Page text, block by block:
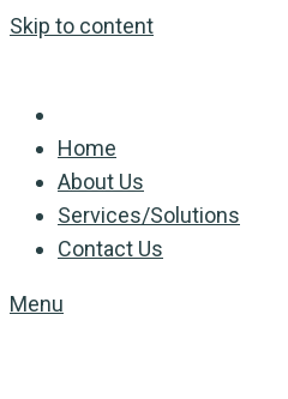
Skip to content
Home
About Us
Services/Solutions
Contact Us
Menu